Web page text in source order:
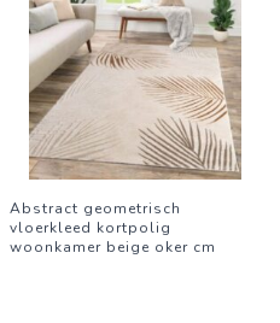
Abstract geometrisch
vloerkleed kortpolig
woonkamer beige oker cm